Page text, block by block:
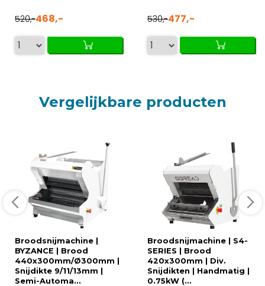
520,-468,- 530,-477,-
Vergelijkbare producten
Broodsnijmachine |
BYZANCE | Brood
440x300mm/Ø300mm |
Snijdikte 9/11/13mm |
Semi-Automa...
Broodsnijmachine | S4-
SERIES | Brood
420x300mm | Div.
Snijdikten | Handmatig |
0.75kW (...